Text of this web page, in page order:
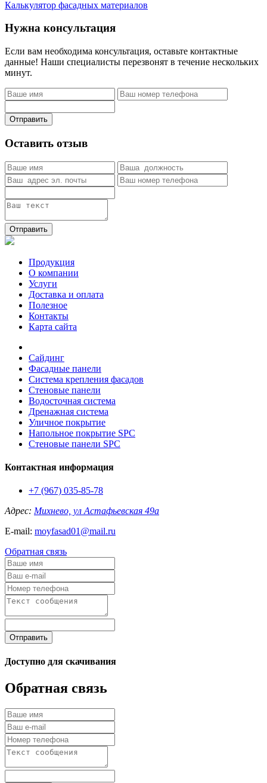
Калькулятор фасадных материалов
Нужна консультация
Если вам необходима консультация, оставьте контактные
данные! Наши специалисты перезвонят в течение нескольких
минут.
Отправить
Оставить отзыв
Отправить
Продукция
О компании
Услуги
Доставка и оплата
Полезное
Контакты
Карта сайта
Сайдинг
Фасадные панели
Система крепления фасадов
Стеновые панели
Водосточная система
Дренажная система
Уличное покрытие
Напольное покрытие SPC
Стеновые панели SPC
Контактная информация
+7 (967) 035-85-78
Адрес: Михнево, ул Астафьевская 49а
E-mail: moyfasad01@mail.ru
Обратная связь
Отправить
Доступно для скачивания
Обратная связь